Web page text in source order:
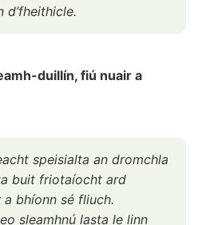
d’fheithicle.
duillín, fiú nuair a
speisialta an dromchla
buit friotaíocht ard
a bhíonn sé fliuch.
sleamhnú lasta le linn